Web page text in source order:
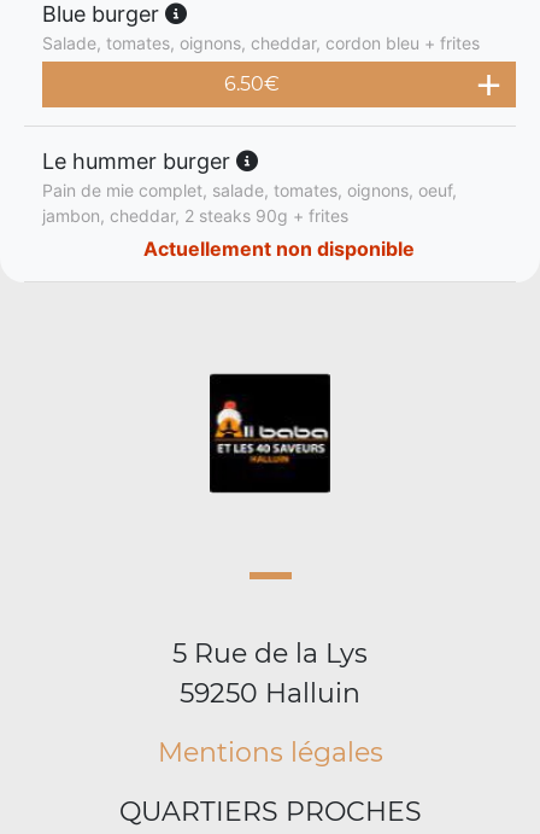
Blue burger
Salade, tomates, oignons, cheddar, cordon bleu + frites
6.50€
Le hummer burger
Pain de mie complet, salade, tomates, oignons, oeuf,
jambon, cheddar, 2 steaks 90g + frites
Actuellement non disponible
5 Rue de la Lys
59250 Halluin
Mentions légales
QUARTIERS PROCHES